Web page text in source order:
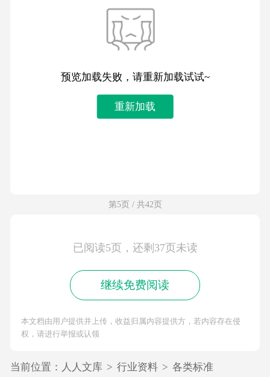
预览加载失败，请重新加载试试~
重新加载
第5页 / 共42页
已阅读5页，还剩37页未读
继续免费阅读
本文档由用户提供并上传，收益归属内容提供方，若内容存在侵
权，请进行举报或认领
当前位置： 人人文库 > 行业资料 > 各类标准